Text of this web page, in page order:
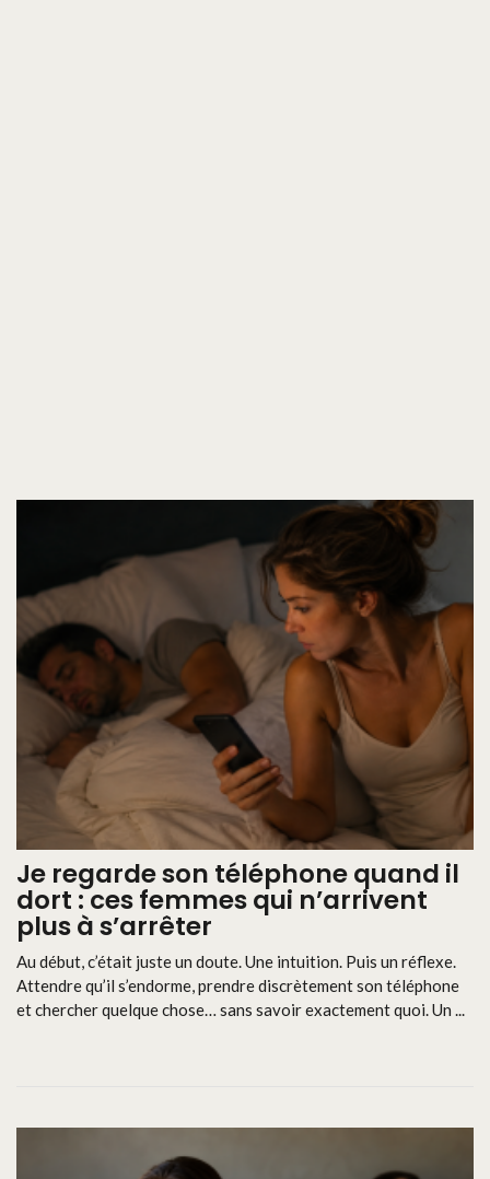
Je regarde son téléphone quand il
dort : ces femmes qui n’arrivent
plus à s’arrêter
Au début, c’était juste un doute. Une intuition. Puis un réflexe.
Attendre qu’il s’endorme, prendre discrètement son téléphone
et chercher quelque chose… sans savoir exactement quoi. Un ...